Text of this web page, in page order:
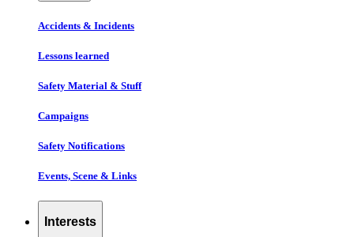
Accidents & Incidents
Lessons learned
Safety Material & Stuff
Campaigns
Safety Notifications
Events, Scene & Links
Interests